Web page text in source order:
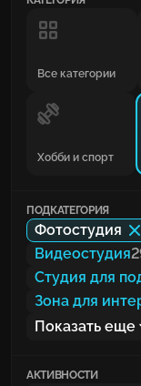
Все категории
Хобби и спорт
ПОДКАТЕГОРИЯ
Фотостудия
Видеостудия
Студия для
Зона для
Показать еще
АКТИВНОСТИ